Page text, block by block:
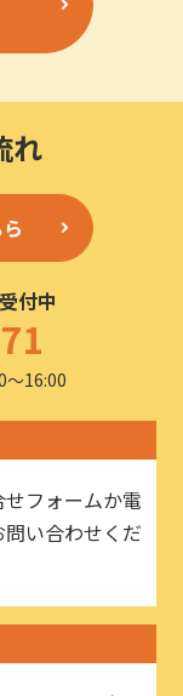
れ
付中
〜16:00
フォームか電
い合わせくだ